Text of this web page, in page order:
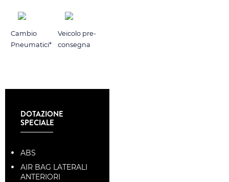
Cambio
Pneumatici*
Veicolo pre-
consegna
DOTAZIONE
SPECIALE
ABS
AIR BAG LATERALI
ANTERIORI